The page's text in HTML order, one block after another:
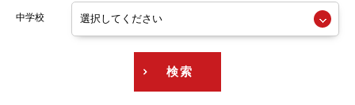
阪急甲陽線
中学校
検索